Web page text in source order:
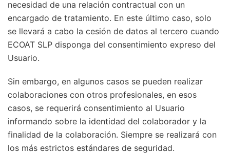
necesidad de una relación contractual con un
encargado de tratamiento. En este último caso, solo
se llevará a cabo la cesión de datos al tercero cuando
ECOAT SLP disponga del consentimiento expreso del
Usuario.
Sin embargo, en algunos casos se pueden realizar
colaboraciones con otros profesionales, en esos
casos, se requerirá consentimiento al Usuario
informando sobre la identidad del colaborador y la
finalidad de la colaboración. Siempre se realizará con
los más estrictos estándares de seguridad.